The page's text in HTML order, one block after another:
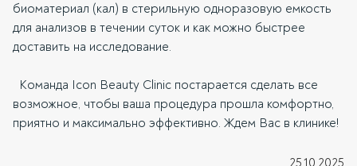
биоматериал (кал) в стерильную одноразовую емкость
для анализов в течении суток и как можно быстрее
доставить на исследование.
Команда Icon Beauty Clinic постарается сделать все
возможное, чтобы ваша процедура прошла комфортно,
приятно и максимально эффективно. Ждем Вас в клинике!